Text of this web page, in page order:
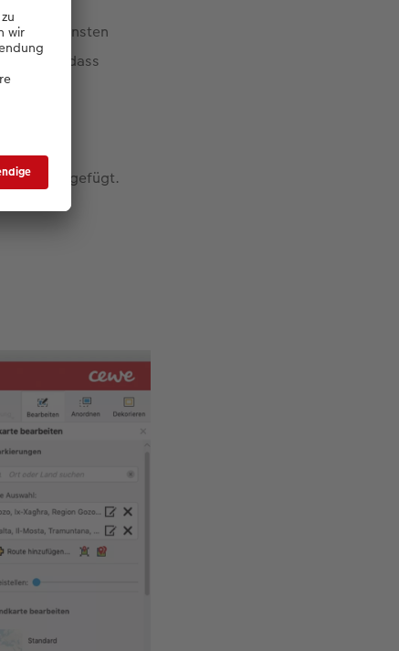
die schönsten
Regel, dass
Grafik eingefügt.